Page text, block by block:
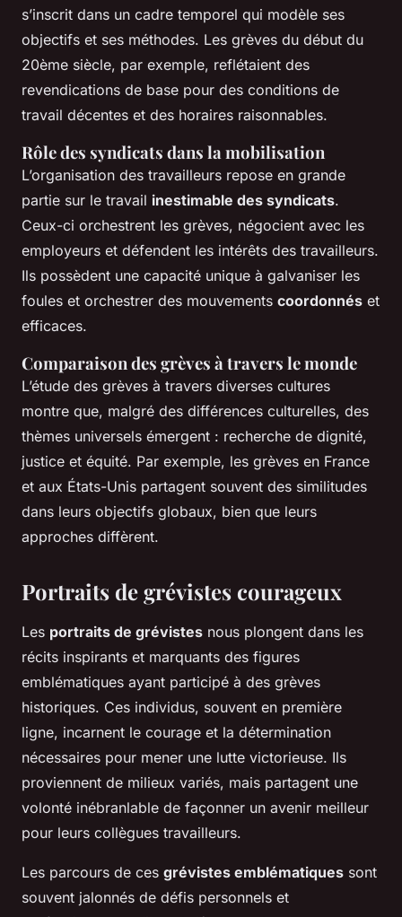
s’inscrit dans un cadre temporel qui modèle ses
objectifs et ses méthodes. Les grèves du début du
20ème siècle, par exemple, reflétaient des
revendications de base pour des conditions de
travail décentes et des horaires raisonnables.
Rôle des syndicats dans la mobilisation
L’organisation des travailleurs repose en grande
partie sur le travail inestimable des syndicats.
Ceux-ci orchestrent les grèves, négocient avec les
employeurs et défendent les intérêts des travailleurs.
Ils possèdent une capacité unique à galvaniser les
foules et orchestrer des mouvements coordonnés et
efficaces.
Comparaison des grèves à travers le monde
L’étude des grèves à travers diverses cultures
montre que, malgré des différences culturelles, des
thèmes universels émergent : recherche de dignité,
justice et équité. Par exemple, les grèves en France
et aux États-Unis partagent souvent des similitudes
dans leurs objectifs globaux, bien que leurs
approches diffèrent.
Portraits de grévistes courageux
Les portraits de grévistes nous plongent dans les
récits inspirants et marquants des figures
emblématiques ayant participé à des grèves
historiques. Ces individus, souvent en première
ligne, incarnent le courage et la détermination
nécessaires pour mener une lutte victorieuse. Ils
proviennent de milieux variés, mais partagent une
volonté inébranlable de façonner un avenir meilleur
pour leurs collègues travailleurs.
Les parcours de ces grévistes emblématiques sont
souvent jalonnés de défis personnels et